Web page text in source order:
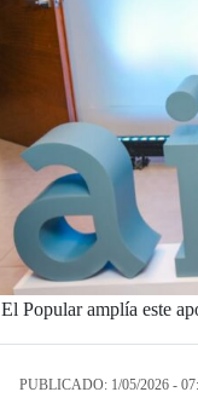
El Popular amplía este
PUBLICADO: 1/05/2026 -